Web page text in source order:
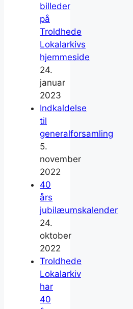
billeder
på
Troldhede
Lokalarkivs
hjemmeside
24.
januar
2023
Indkaldelse
til
generalforsamling
5.
november
2022
40
års
jubilæumskalender
24.
oktober
2022
Troldhede
Lokalarkiv
har
40